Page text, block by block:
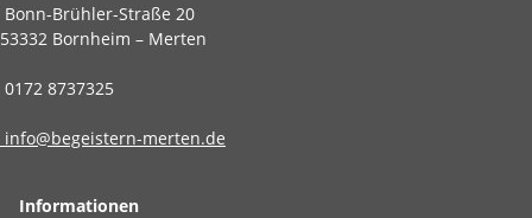
Bonn-Brühler-Straße 20
53332 Bornheim – Merten
0172 8737325
info@begeistern-merten.de
Informationen